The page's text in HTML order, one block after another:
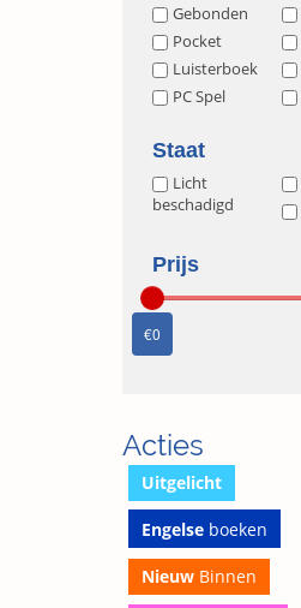
Gebonden
Pocket
Luisterboek
PC Spel
Staat
Licht
beschadigd
Prijs
0
Acties
Uitgelicht
Engelse boeken
Nieuw Binnen